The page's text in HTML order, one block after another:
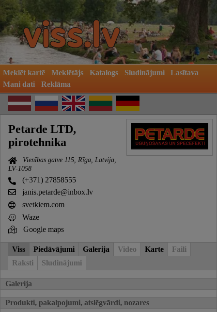
Meklēt kartē Meklētājs Katalogs Sludinājumi
Lasītava
Mani dati
Reklāma
Petarde LTD,
pirotehnika
Vienības gatve 115, Rīga, Latvija,
LV-1058
(+371) 27858555
janis.petarde@inbox.lv
svetkiem.com
Waze
Google maps
Viss Piedāvājumi Galerija Video Karte
Faili
Raksti
Sludinājumi
Galerija
Produkti, pakalpojumi, atslēgvārdi, nozares